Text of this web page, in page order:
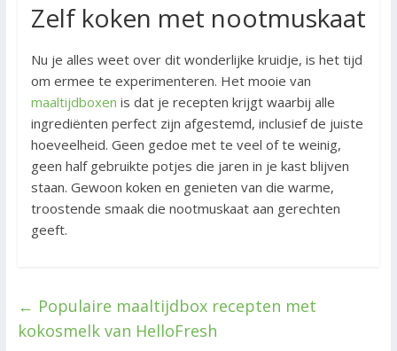
Zelf koken met nootmuskaat
Nu je alles weet over dit wonderlijke kruidje, is het tijd
om ermee te experimenteren. Het mooie van
maaltijdboxen is dat je recepten krijgt waarbij alle
ingrediënten perfect zijn afgestemd, inclusief de juiste
hoeveelheid. Geen gedoe met te veel of te weinig,
geen half gebruikte potjes die jaren in je kast blijven
staan. Gewoon koken en genieten van die warme,
troostende smaak die nootmuskaat aan gerechten
geeft.
← Populaire maaltijdbox recepten met
kokosmelk van HelloFresh